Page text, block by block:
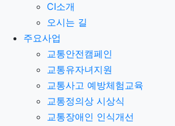
CI소개
오시는 길
주요사업
교통안전캠페인
교통유자녀지원
교통사고 예방체험교육
교통정의상 시상식
교통장애인 인식개선